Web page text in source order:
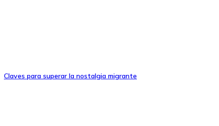
Claves para superar la nostalgia migrante